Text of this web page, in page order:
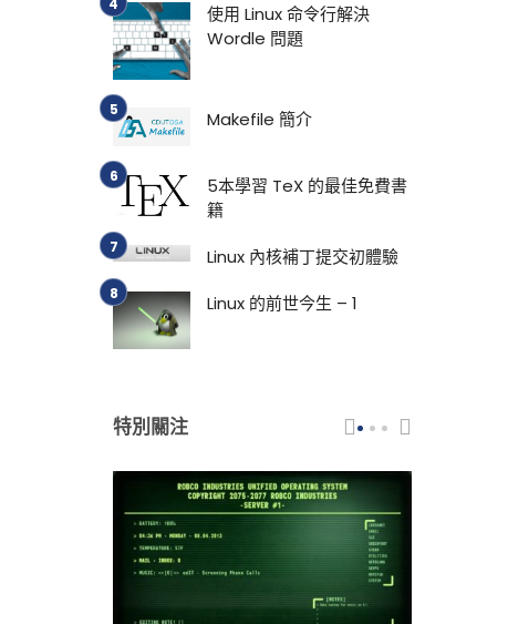
使用 Linux 命令行解決
Wordle 問題
Makefile 簡介
5本學習 TeX 的最佳免費書
籍
Linux 內核補丁提交初體驗
Linux 的前世今生 – 1
特別關注